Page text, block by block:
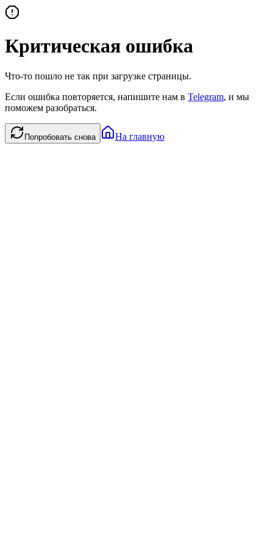
Критическая ошибка
Что-то пошло не так при загрузке страницы.
Если ошибка повторяется, напишите нам в Telegram, и мы
поможем разобраться.
Попробовать снова На главную